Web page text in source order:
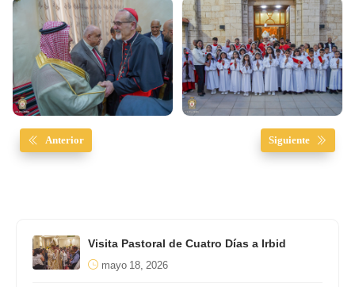
Anterior Siguiente
Visita Pastoral de Cuatro Días a Irbid
mayo 18, 2026